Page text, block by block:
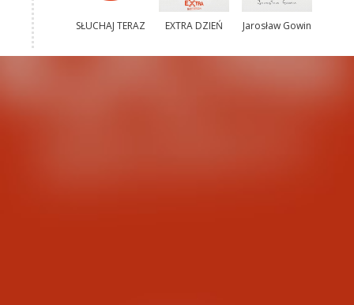
SŁUCHAJ TERAZ EXTRA DZIEŃ Jarosław Gowin